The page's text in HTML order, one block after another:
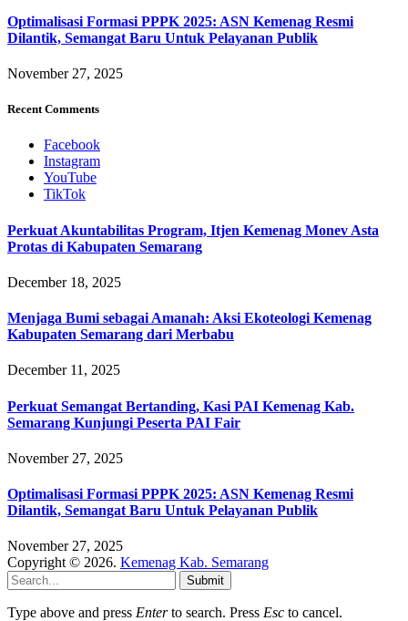
Optimalisasi Formasi PPPK 2025: ASN Kemenag Resmi
Dilantik, Semangat Baru Untuk Pelayanan Publik
November 27, 2025
Recent Comments
Facebook
Instagram
YouTube
TikTok
Perkuat Akuntabilitas Program, Itjen Kemenag Monev Asta
Protas di Kabupaten Semarang
December 18, 2025
Menjaga Bumi sebagai Amanah: Aksi Ekoteologi Kemenag
Kabupaten Semarang dari Merbabu
December 11, 2025
Perkuat Semangat Bertanding, Kasi PAI Kemenag Kab.
Semarang Kunjungi Peserta PAI Fair
November 27, 2025
Optimalisasi Formasi PPPK 2025: ASN Kemenag Resmi
Dilantik, Semangat Baru Untuk Pelayanan Publik
November 27, 2025
Copyright © 2026. Kemenag Kab. Semarang
Submit
Type above and press Enterto search. Press Esc to cancel.